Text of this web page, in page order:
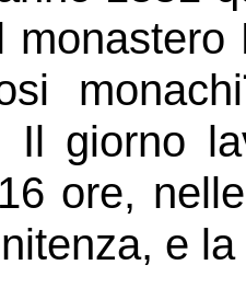
Il giorno
ore,
e